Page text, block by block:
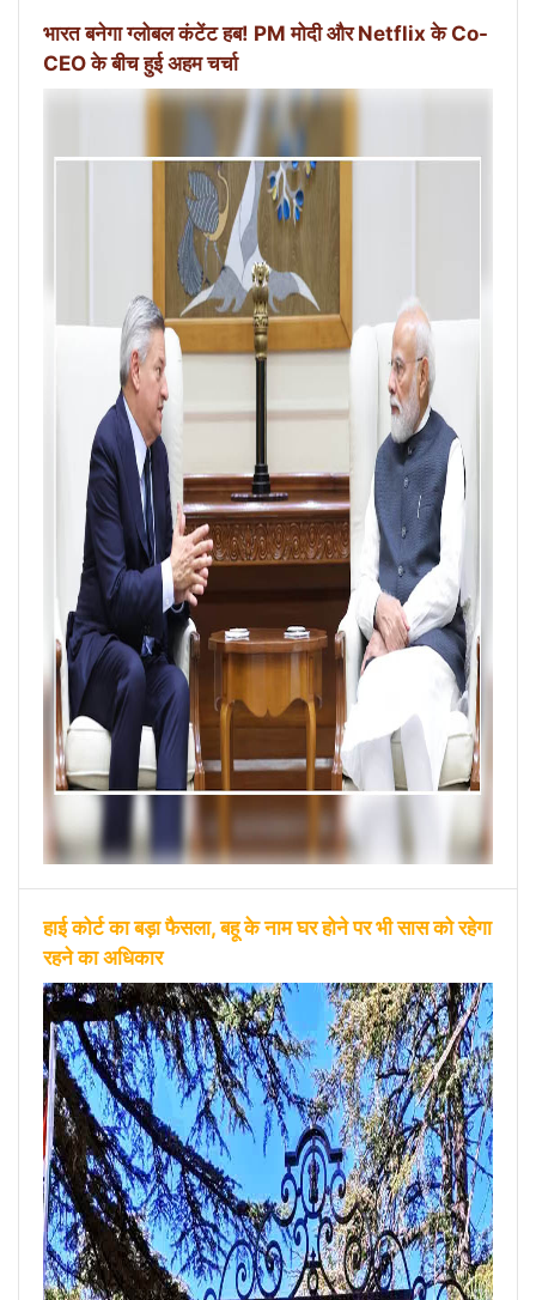
भारत बनेगा ग्लोबल कंटेंट हब! PM मोदी और Netflix के Co-
CEO के बीच हुई अहम चर्चा
हाई कोर्ट का बड़ा फैसला, बहू के नाम घर होने पर भी सास को रहेगा
रहने का अधिकार